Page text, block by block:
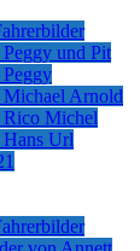
und Pit
Arnold
Michel
Url